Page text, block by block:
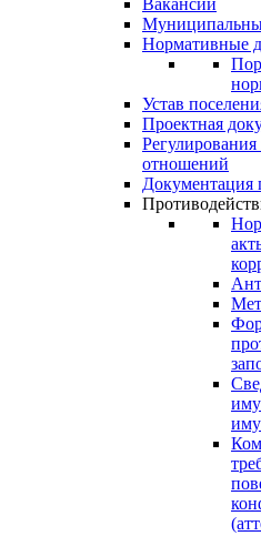
Вакансии
Нормативные
Устав
Проектная
отношений
Документация